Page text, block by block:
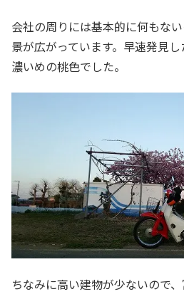
会社の周りには基本的に何もな
景が広がっています。早速発見し
濃いめの桃色でした。
ちなみに高い建物が少ないので